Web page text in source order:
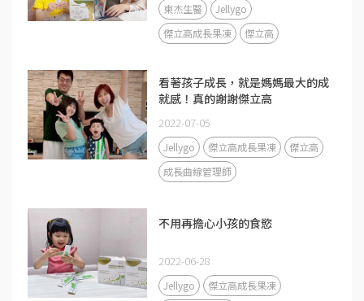
東杰生醫
Jellygo
傑立高成長果凍
傑立高
看著孩子成長，就是媽媽最大的成
就感！真的謝謝傑立高
2022-07-05
Jellygo 傑立高成長果凍
傑立高
成長曲線管理師
不用再擔心小孩的食慾
2022-06-28
Jellygo
傑立高成長果凍